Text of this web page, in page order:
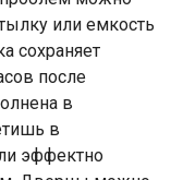
или емкость
сохраняет
после
в
в
эффектно